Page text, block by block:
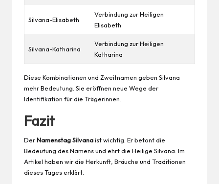
Silvana-Elisabeth
Verbindung zur Heiligen
Elisabeth
Silvana-Katharina
Verbindung zur Heiligen
Katharina
Diese Kombinationen und Zweitnamen geben Silvana
mehr Bedeutung. Sie eröffnen neue Wege der
Identifikation für die Trägerinnen.
Fazit
DerNamenstag Silvanaist wichtig. Er betont die
Bedeutung des Namens und ehrt die Heilige Silvana. Im
Artikel haben wir die Herkunft, Bräuche und Traditionen
dieses Tages erklärt.